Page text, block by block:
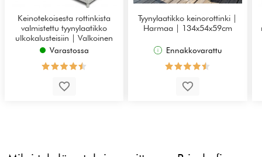
Keinotekoisesta rottinkista
valmistettu tyynylaatikko
ulkokalusteisiin | Valkoinen
Varastossa
Tyynylaatikko keinorottinki |
Harmaa | 134x54x59cm
Ennakkovarattu